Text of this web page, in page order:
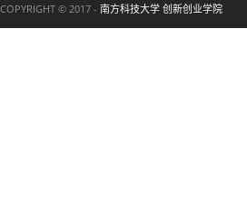
COPYRIGHT © 2017 - 南方科技大学 创新创业学院